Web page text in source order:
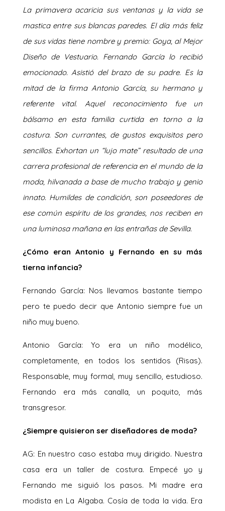
La primavera acaricia sus ventanas y la vida se
mastica entre sus blancas paredes. El día más feliz
de sus vidas tiene nombre y premio: Goya, al Mejor
Diseño de Vestuario. Fernando García lo recibió
emocionado. Asistió del brazo de su padre. Es la
mitad de la firma Antonio García, su hermano y
referente vital. Aquel reconocimiento fue un
bálsamo en esta familia curtida en torno a la
costura. Son currantes, de gustos exquisitos pero
sencillos. Exhortan un “lujo mate” resultado de una
carrera profesional de referencia en el mundo de la
moda, hilvanada a base de mucho trabajo y genio
innato. Humildes de condición, son poseedores de
ese común espíritu de los grandes, nos reciben en
una luminosa mañana en las entrañas de Sevilla.
¿Cómo eran Antonio y Fernando en su más
tierna infancia?
Fernando García: Nos llevamos bastante tiempo
pero te puedo decir que Antonio siempre fue un
niño muy bueno.
Antonio García: Yo era un niño modélico,
completamente, en todos los sentidos (Risas).
Responsable, muy formal, muy sencillo, estudioso.
Fernando era más canalla, un poquito, más
transgresor.
¿Siempre quisieron ser diseñadores de moda?
AG: En nuestro caso estaba muy dirigido. Nuestra
casa era un taller de costura. Empecé yo y
Fernando me siguió los pasos. Mi madre era
modista en La Algaba. Cosía de toda la vida. Era